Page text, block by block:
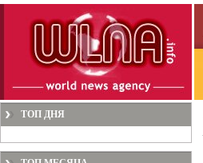
ТОП ДНЯ